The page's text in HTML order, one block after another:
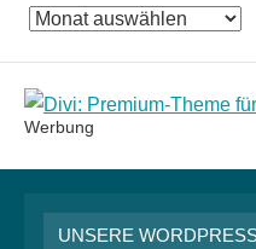
Das
Werbung
UNSERE